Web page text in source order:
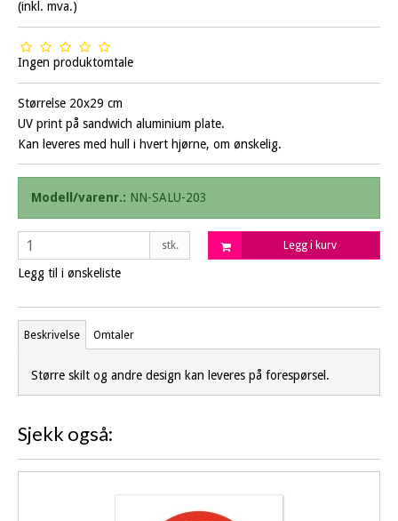
(inkl. mva.)
Ingen produktomtale
Størrelse 20x29 cm
UV print på sandwich aluminium plate.
Kan leveres med hull i hvert hjørne, om ønskelig.
Modell/varenr.: NN-SALU-203
stk. Legg i kurv
Legg til i ønskeliste
Beskrivelse Omtaler
Større skilt og andre design kan leveres på forespørsel.
Sjekk også: